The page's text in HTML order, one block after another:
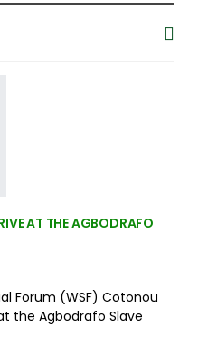
AT THE AGBODRAFO
Forum (WSF) Cotonou
the Agbodrafo Slave